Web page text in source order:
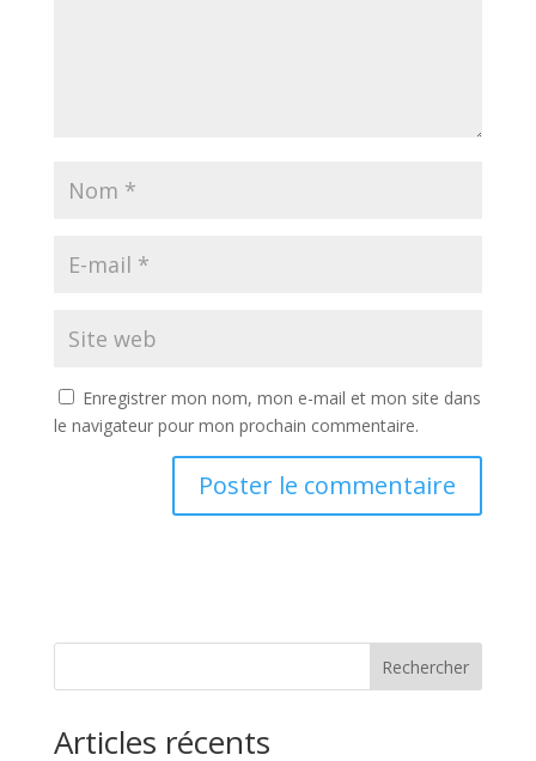
Enregistrer mon nom, mon e-mail et mon site dans
le navigateur pour mon prochain commentaire.
Rechercher
Articles récents